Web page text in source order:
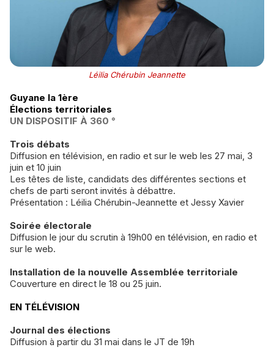
Léilia Chérubin Jeannette
Guyane la 1ère
Élections territoriales
UN DISPOSITIF À 360 °
Trois débats
Diffusion en télévision, en radio et sur le web les 27 mai, 3
juin et 10 juin
Les têtes de liste, candidats des différentes sections et
chefs de parti seront invités à débattre.
Présentation : Léilia Chérubin-Jeannette et Jessy Xavier
Soirée électorale
Diffusion le jour du scrutin à 19h00 en télévision, en radio et
sur le web.
Installation de la nouvelle Assemblée territoriale
Couverture en direct le 18 ou 25 juin.
EN TÉLÉVISION
Journal des élections
Diffusion à partir du 31 mai dans le JT de 19h